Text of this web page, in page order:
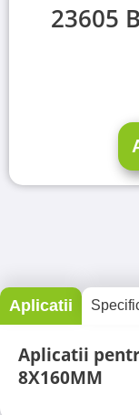
23605
Aplicatii
Aplicatii
8X160MM